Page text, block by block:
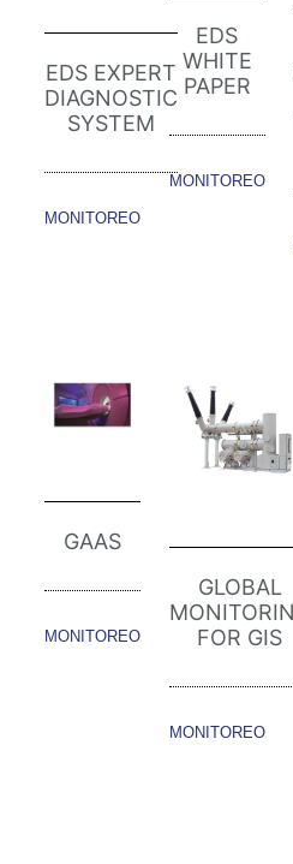
EDS EXPERT
DIAGNOSTIC
SYSTEM
MONITOREO
EDS
WHITE
PAPER
MONITOREO
GAAS
MONITOREO
GLOBAL
FOR GIS
MONITOREO